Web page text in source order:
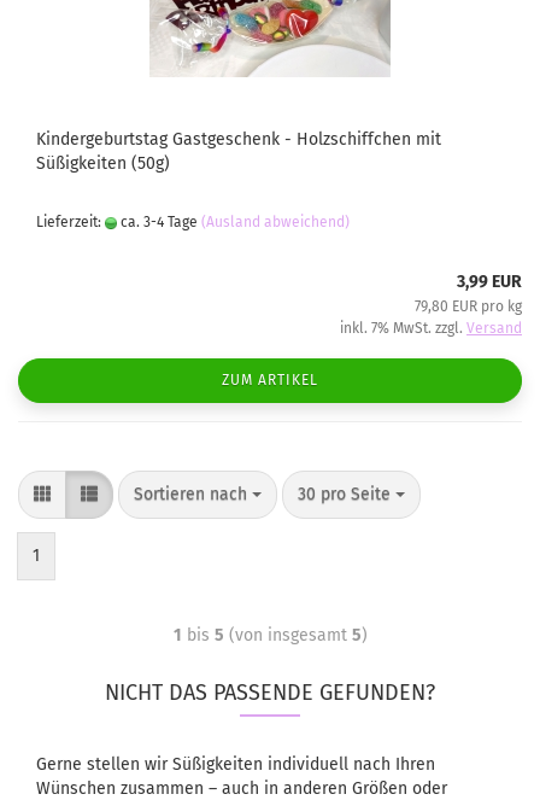
Kindergeburtstag Gastgeschenk - Holzschiffchen mit
Süßigkeiten (50g)
Lieferzeit: ca. 3-4 Tage (Ausland abweichend)
3,99 EUR
79,80 EUR pro kg
inkl. 7% MwSt. zzgl. Versand
ZUM ARTIKEL
Sortieren nach 30 pro Seite
1
1 bis 5 (von insgesamt 5)
NICHT DAS PASSENDE GEFUNDEN?
Gerne stellen wir Süßigkeiten individuell nach Ihren
Wünschen zusammen – auch in anderen Größen oder